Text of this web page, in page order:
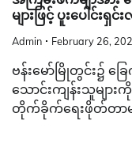
များဖြင့် ပူးပေါင်းရှင်
Admin February 26,
ဗန်းမော်မြိုတွင်း၌
သောင်းကျန်းသူများ
တိုက်ခိုက်ရေးဖိုတ်တာမျ